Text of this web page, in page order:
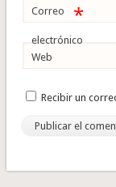
Correo
electrónico
*
Web
Recibir un